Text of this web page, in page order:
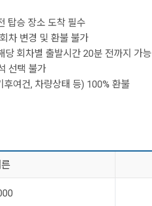
탑승 장소 도착 필수
차 변경 및 환불 불가
당 회차별 출발시간 20분 전까지 가능
선택 불가
여건, 차량상태 등) 100% 환불